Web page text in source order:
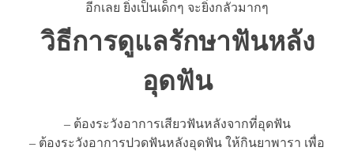
อีกเลย ยิ่งเป็นเด็กๆ จะยิ่งกลัวมากๆ
วิธีการดูแลรักษาฟันหลัง
อุดฟัน
– ต้องระวังอาการเสียวฟันหลังจากที่อุดฟัน
– ต้องระวังอาการปวดฟันหลังอุดฟัน ให้กินยาพารา เพื่อ